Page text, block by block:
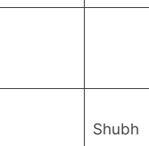
Shubh